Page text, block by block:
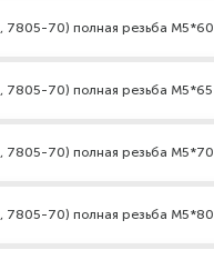
70) полная резьба М5*60
70) полная резьба М5*65
70) полная резьба М5*70
70) полная резьба М5*80